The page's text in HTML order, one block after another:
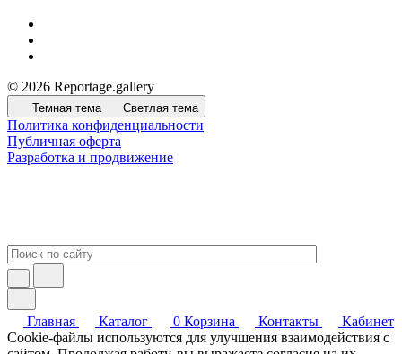
© 2026 Reportage.gallery
Темная тема Светлая тема
Политика конфиденциальности
Публичная оферта
Разработка и продвижение
Главная Каталог 0 Корзина Контакты
Кабинет
Cookie-файлы используются для улучшения взаимодействия с